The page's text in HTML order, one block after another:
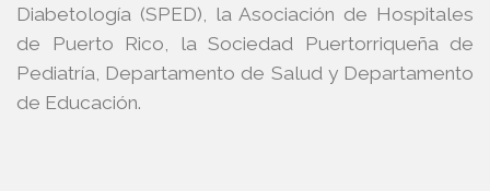
Diabetología (SPED), la Asociación de Hospitales
de Puerto Rico, la Sociedad Puertorriqueña de
Pediatría, Departamento de Salud y Departamento
de Educación.